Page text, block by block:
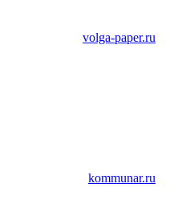
volga-paper.ru
kommunar.ru